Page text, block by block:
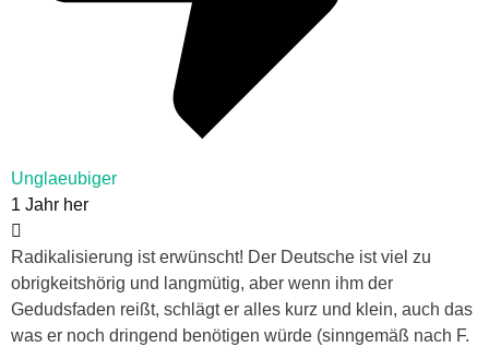
Unglaeubiger
1 Jahr her
Radikalisierung ist erwünscht! Der Deutsche ist viel zu
obrigkeitshörig und langmütig, aber wenn ihm der
Gedudsfaden reißt, schlägt er alles kurz und klein, auch das
was er noch dringend benötigen würde (sinngemäß nach F.